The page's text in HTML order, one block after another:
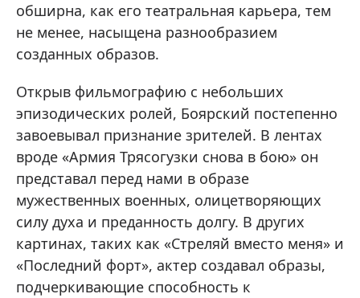
обширна, как его театральная карьера, тем
не менее, насыщена разнообразием
созданных образов.
Открыв фильмографию с небольших
эпизодических ролей, Боярский постепенно
завоевывал признание зрителей. В лентах
вроде «Армия Трясогузки снова в бою» он
представал перед нами в образе
мужественных военных, олицетворяющих
силу духа и преданность долгу. В других
картинах, таких как «Стреляй вместо меня» и
«Последний форт», актер создавал образы,
подчеркивающие способность к